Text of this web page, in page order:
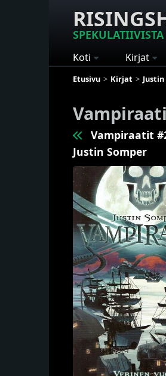
Koti Kirjat
Etusivu Kirjat
Vampiraatit
Justin Somper